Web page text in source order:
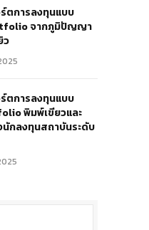
ตการลงทุนแบบ
จากภูมิปัญญา
ว
ตการลงทุนแบบ
พิมพ์เขียวและ
กลงทุนสถาบันระดับ